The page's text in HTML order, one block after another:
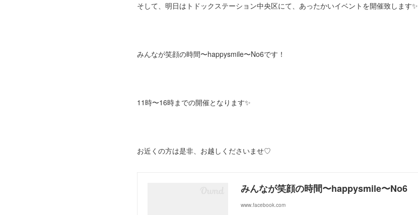
そして、明日はトドックステーション中央区にて、あったかいイベントを開催致します✨
みんなが笑顔の時間〜happysmile〜No6です！
11時〜16時までの開催となります✨
お近くの方は是非、お越しくださいませ♡
みんなが笑顔の時間〜happysmile〜No6
www.facebook.com